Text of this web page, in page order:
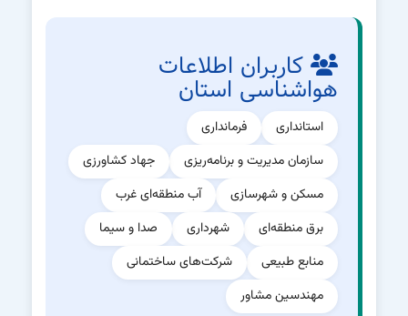
کاربران اطلاعات
هواشناسی استان
استانداری
فرمانداری
سازمان مدیریت و برنامه‌ریزی
جهاد کشاورزی
مسکن و شهرسازی
آب منطقه‌ای غرب
برق منطقه‌ای
شهرداری
صدا و سیما
منابع طبیعی
شرکت‌های ساختمانی
مهندسین مشاور